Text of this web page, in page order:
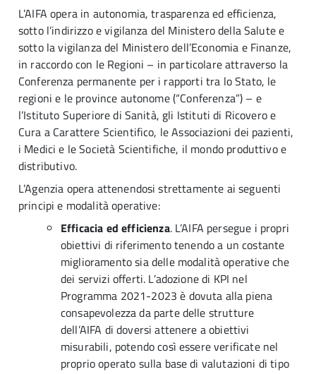
L’AIFA opera in autonomia, trasparenza ed efficienza,
sotto l’indirizzo e vigilanza del Ministero della Salute e
sotto la vigilanza del Ministero dell’Economia e Finanze,
in raccordo con le Regioni – in particolare attraverso la
Conferenza permanente per i rapporti tra lo Stato, le
regioni e le province autonome (“Conferenza”) – e
l’Istituto Superiore di Sanità, gli Istituti di Ricovero e
Cura a Carattere Scientifico, le Associazioni dei pazienti,
i Medici e le Società Scientifiche, il mondo produttivo e
distributivo.
L’Agenzia opera attenendosi strettamente ai seguenti
principi e modalità operative:
Efficacia ed efficienza. L’AIFA persegue i propri
obiettivi di riferimento tenendo a un costante
miglioramento sia delle modalità operative che
dei servizi offerti. L’adozione di KPI nel
Programma 2021-2023 è dovuta alla piena
consapevolezza da parte delle strutture
dell’AIFA di doversi attenere a obiettivi
misurabili, potendo così essere verificate nel
proprio operato sulla base di valutazioni di tipo